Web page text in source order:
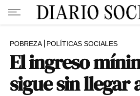
POBREZA POLÍTICAS SOCIALES
El ingreso
sigue sin llegar